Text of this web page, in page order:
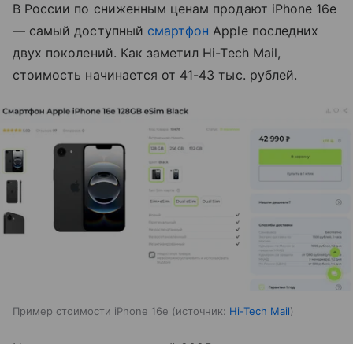
В России по сниженным ценам продают iPhone 16e
— самый доступный смартфон Apple последних
двух поколений. Как заметил Hi-Tech Mail,
стоимость начинается от 41-43 тыс. рублей.
Пример стоимости iPhone 16e источник: Hi-Tech Mail